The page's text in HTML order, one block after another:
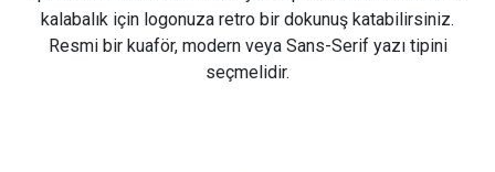
kalabalık için logonuza retro bir dokunuş katabilirsiniz.
Resmi bir kuaför, modern veya Sans-Serif yazı tipini
seçmelidir.